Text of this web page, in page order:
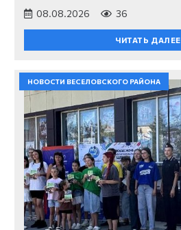
08.08.2026 36
ЧИТАТЬ ДАЛЕЕ
НОВОСТИ ВЕСЕЛОВСКОГО РАЙОНА